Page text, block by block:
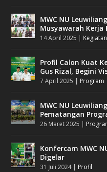
MWC NU
Musyawarah Kerja
14 April 2025 | Kegiatan
Profil Calon Kuat
Gus Rizal, Begini
7 April 2025 | Program
MWC NU
Pematangan
26 Maret 2025 |
Konfercam MWC
Digelar
31 Juli 2024| Profil